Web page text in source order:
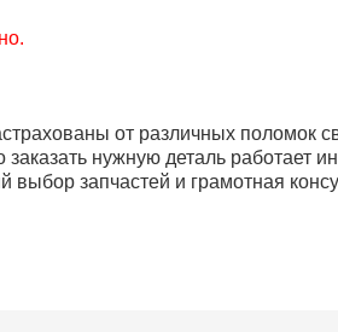
от различных поломок
нужную деталь работает
выбор запчастей и грамотная